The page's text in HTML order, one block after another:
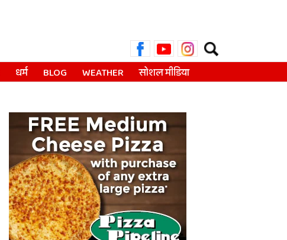
Search
for:
धर्म BLOG WEATHER सोशल मीडिया